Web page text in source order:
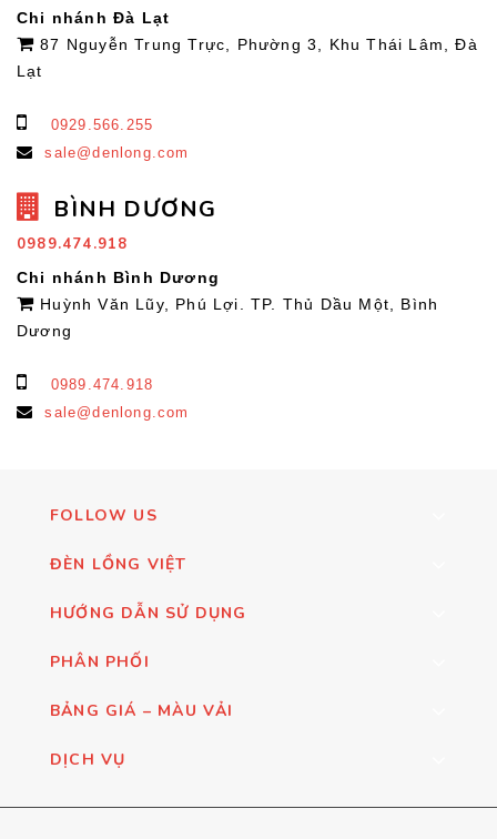
Chi nhánh Đà Lạt
87 Nguyễn Trung Trực, Phường 3, Khu Thái Lâm, Đà
Lạt
0929.566.255
sale@denlong.com
BÌNH DƯƠNG
0989.474.918
Chi nhánh Bình Dương
Huỳnh Văn Lũy, Phú Lợi. TP. Thủ Dầu Một, Bình
Dương
0989.474.918
sale@denlong.com
FOLLOW US
ĐÈN LỒNG VIỆT
HƯỚNG DẪN SỬ DỤNG
PHÂN PHỐI
BẢNG GIÁ – MÀU VẢI
DỊCH VỤ